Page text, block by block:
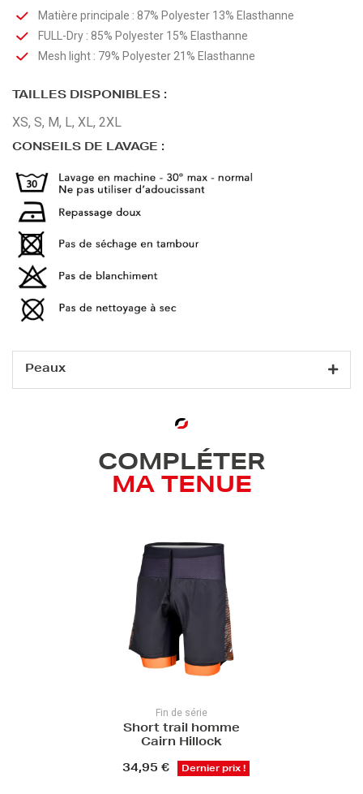
Matière principale : 87% Polyester 13% Elasthanne
FULL-Dry : 85% Polyester 15% Elasthanne
Mesh light : 79% Polyester 21% Elasthanne
TAILLES DISPONIBLES :
XS, S, M, L, XL, 2XL
CONSEILS DE LAVAGE :
Peaux
COMPLÉTER
MA TENUE
Fin de série
Short trail homme
Cairn Hillock
34,95 € Dernier prix !